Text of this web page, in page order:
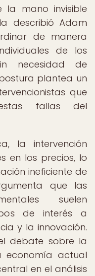
la mano invisible
describió Adam
de manera
de los
necesidad de
plantea un
que
fallas del
la intervención
en los precios, lo
ineficiente de
que las
suelen
de interés a
y la innovación.
debate sobre la
economía actual
en el análisis